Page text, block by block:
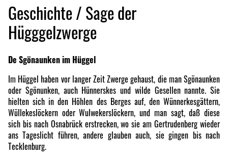
Geschichte / Sage der
Hügggelzwerge
De Sgönaunken im Hüggel
Im Hüggel haben vor langer Zeit Zwerge gehaust, die man Sgönaunken
oder Sgönunken, auch Hünnerskes und wilde Gesellen nannte. Sie
hielten sich in den Höhlen des Berges auf, den Wünnerkesgättern,
Wüllekeslöckern oder Wulwekerslöckern, und man sagt, daß diese
sich bis nach Osnabrück erstrecken, wo sie am Gertrudenberg wieder
ans Tageslicht führen, andere glauben auch, sie gingen bis nach
Tecklenburg.